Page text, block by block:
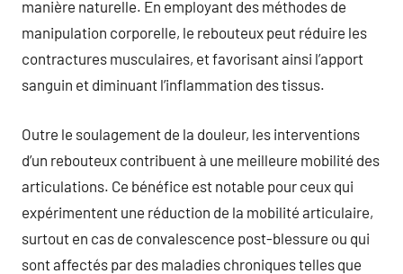
manière naturelle. En employant des méthodes de
manipulation corporelle, le rebouteux peut réduire les
contractures musculaires, et favorisant ainsi l’apport
sanguin et diminuant l’inflammation des tissus.
Outre le soulagement de la douleur, les interventions
d’un rebouteux contribuent à une meilleure mobilité des
articulations. Ce bénéfice est notable pour ceux qui
expérimentent une réduction de la mobilité articulaire,
surtout en cas de convalescence post-blessure ou qui
sont affectés par des maladies chroniques telles que